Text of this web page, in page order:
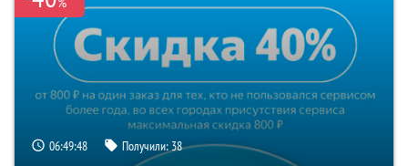
06:49:47 Получили:38